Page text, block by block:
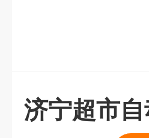
济宁超市